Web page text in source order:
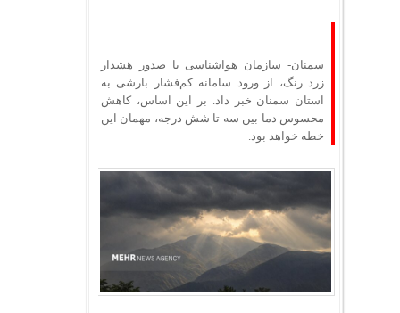
سمنان- سازمان هواشناسی با صدور هشدار
زرد رنگ، از ورود سامانه کم‌فشار بارشی به
استان سمنان خبر داد. بر این اساس، کاهش
محسوس دما بین سه تا شش درجه، مهمان این
خطه خواهد بود.